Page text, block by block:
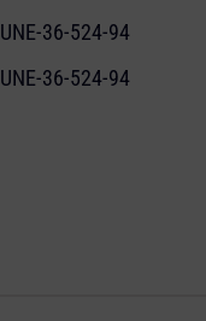
UNE-36-524-94
UNE-36-524-94